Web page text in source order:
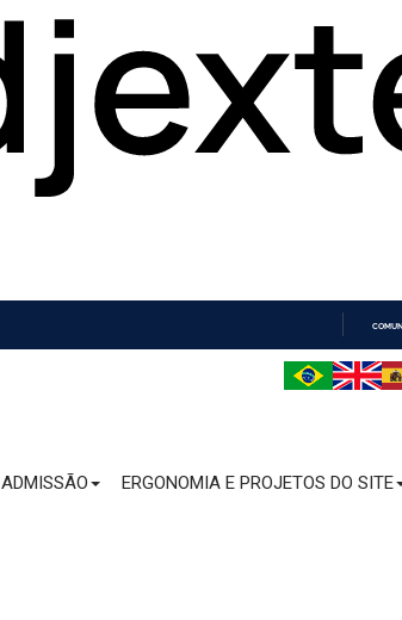
ADMISSÃO ERGONOMIA E PROJETOS DO SITE